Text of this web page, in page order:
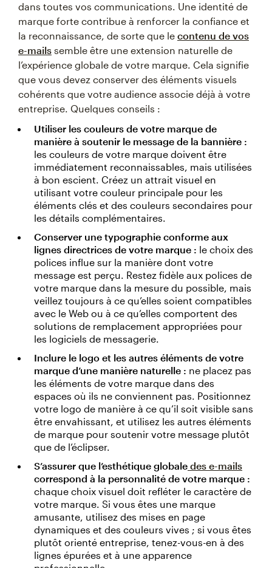
dans toutes vos communications. Une identité de
marque forte contribue à renforcer la confiance et
la reconnaissance, de sorte que le contenu de vos
e-mails semble être une extension naturelle de
l’expérience globale de votre marque. Cela signifie
que vous devez conserver des éléments visuels
cohérents que votre audience associe déjà à votre
entreprise. Quelques conseils :
Utiliser les couleurs de votre marque de
manière à soutenir le message de la bannière :
les couleurs de votre marque doivent être
immédiatement reconnaissables, mais utilisées
à bon escient. Créez un attrait visuel en
utilisant votre couleur principale pour les
éléments clés et des couleurs secondaires pour
les détails complémentaires.
Conserver une typographie conforme aux
lignes directrices de votre marque : le choix des
polices influe sur la manière dont votre
message est perçu. Restez fidèle aux polices de
votre marque dans la mesure du possible, mais
veillez toujours à ce qu’elles soient compatibles
avec le Web ou à ce qu’elles comportent des
solutions de remplacement appropriées pour
les logiciels de messagerie.
Inclure le logo et les autres éléments de votre
marque d’une manière naturelle : ne placez pas
les éléments de votre marque dans des
espaces où ils ne conviennent pas. Positionnez
votre logo de manière à ce qu’il soit visible sans
être envahissant, et utilisez les autres éléments
de marque pour soutenir votre message plutôt
que de l’éclipser.
S’assurer que l’esthétique globale des e-mails
correspond à la personnalité de votre marque :
chaque choix visuel doit refléter le caractère de
votre marque. Si vous êtes une marque
amusante, utilisez des mises en page
dynamiques et des couleurs vives ; si vous êtes
plutôt orienté entreprise, tenez-vous-en à des
lignes épurées et à une apparence